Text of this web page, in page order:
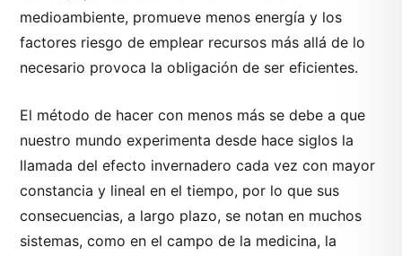
medioambiente, promueve menos energía y los
factores riesgo de emplear recursos más allá de lo
necesario provoca la obligación de ser eficientes.
El método de hacer con menos más se debe a que
nuestro mundo experimenta desde hace siglos la
llamada del efecto invernadero cada vez con mayor
constancia y lineal en el tiempo, por lo que sus
consecuencias, a largo plazo, se notan en muchos
sistemas, como en el campo de la medicina, la